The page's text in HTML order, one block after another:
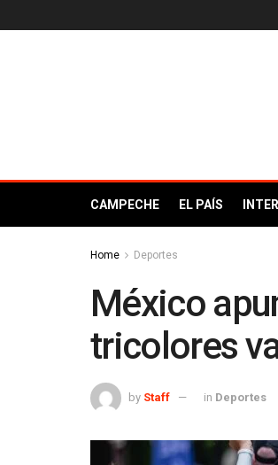
CAMPECHE EL PAÍS
Home Deportes
México
tricolores
by Staff in Deportes